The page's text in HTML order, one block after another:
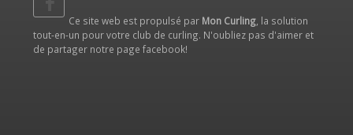
Ce site web est propulsé par Mon Curling, la solution
tout-en-un pour votre club de curling. N'oubliez pas d'aimer et
de partager notre page facebook!